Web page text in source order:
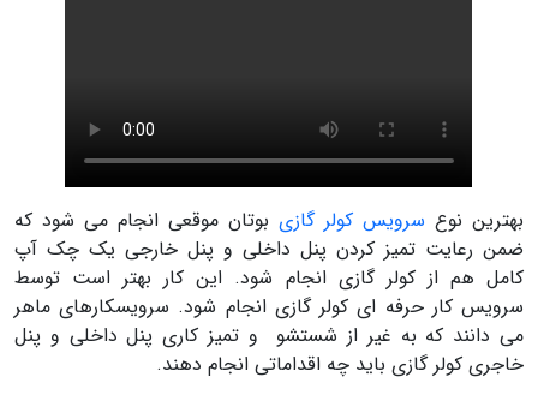
بهترین نوع سرویس کولر گازی بوتان موقعی انجام می شود که
ضمن رعایت تمیز کردن پنل داخلی و پنل خارجی یک چک آپ
کامل هم از کولر گازی انجام شود. این کار بهتر است توسط
سرویس کار حرفه ای کولر گازی انجام شود. سرویسکارهای ماهر
می دانند که به غیر از شستشو و تمیز کاری پنل داخلی و پنل
خاجری کولر گازی باید چه اقداماتی انجام دهند.